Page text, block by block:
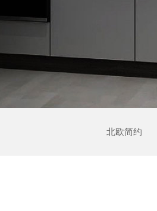
北欧简约